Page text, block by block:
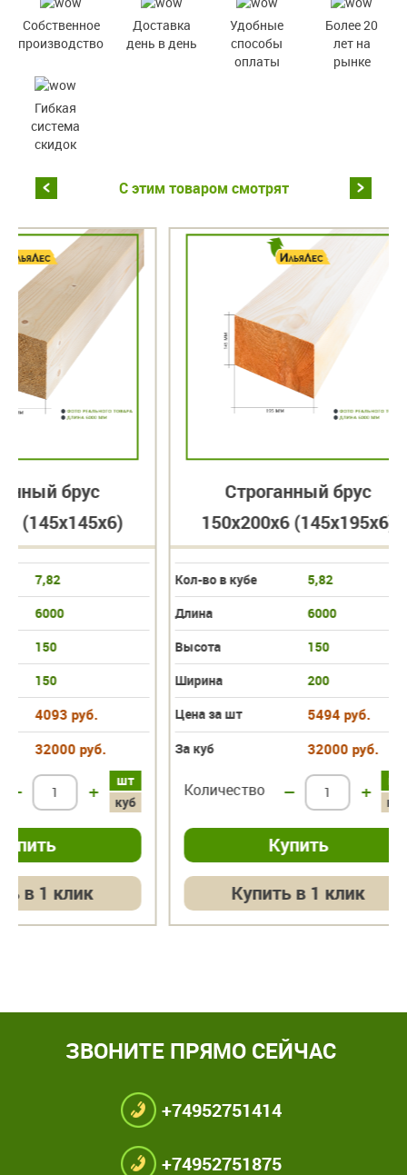
Собственное
производство
Доставка
день в день
Удобные
способы
оплаты
Более 20
лет на
рынке
Гибкая
система
скидок
С этим товаром смотрят
Строганный брус 80х100х6
(75х95х6)
Кол-во в кубе
22,84
Длина
6000
Высота
Ширина
100
Цена за шт
1401 руб.
За куб 32000 руб.
Количество – +
Купить в 1 клик
Кол-во в кубе
Длина
Высота
Ширина
Цена за шт
За куб
Количество
ЗВОНИТЕ ПРЯМО СЕЙЧАС
+74952751414
+74952751875